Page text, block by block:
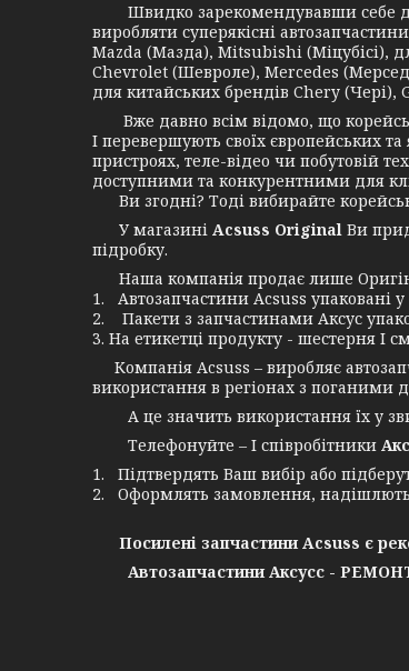
Швидко зарекомендувавши себе
виробляти суперякісні
Mazda (Мазда), Mitsubishi (Міцубісі),
Chevrolet (Шевроле), Mercedes
для китайських брендів Chery (Чері),
Вже давно всім відомо, що
І перевершують своїх європейських
пристроях, теле-відео чи побутовій
доступними та конкурентними для
Ви згодні? Тоді вибирайте
У магазині Acsuss Original Ви
підробку.
Наша компанія продає лише
1. Автозапчастини Acsuss упаковані
2. Пакети з запчастинами Аксус
3. На етикетці продукту - шестерня І
Компанія Acsuss – виробляє
використання в регіонах з поганими
А це значить використання їх у
Телефонуйте – І співробітники
1. Підтвердять Ваш вибір або
2. Оформлять замовлення,
Посилені запчастини Acsuss є
Автозапчастини Аксусс -